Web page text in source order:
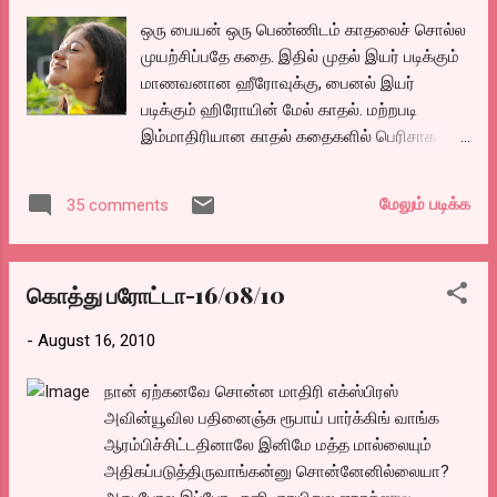
செய்து கொள்ளாமல் ஸ்த்ரிலோலனாய் அ...
ஒரு பையன் ஒரு பெண்ணிடம் காதலைச் சொல்ல
முயற்சிப்பதே கதை. இதில் முதல் இயர் படிக்கும்
மாணவனான ஹீரோவுக்கு, பைனல் இயர்
படிக்கும் ஹிரோயின் மேல் காதல். மற்றபடி
இம்மாதிரியான காதல் கதைகளில் பெரிசாக
முடியும்னு சொல்லியிருக்காங்க.. பாலாஜி ஒரு
தச்சரின் மகன். பார்த்த மாத்திரத்திலேயே
கொஞ்சமாய் ப்ரெண்ட் ஆகிறார் பாலாஜி. அதுவும்
சீனியர் மாணவர்களுக்கு ஹெல்ப் செய்வதை
எப்படி பாலாஜி தன் காதலை சஞ்சனாவிடம்
சொல்கிறார் அதை சஞ்சனா ஏற்றுக்
கொண்டாரா..? என்பதுதான் கதை. படம் முழுக்க
முடிந்த வரை நகைச்சுவையோடு
35 comments மேலும் படிக்க
கொத்து பரோட்டா-16/08/10
- August 16, 2010
நான் ஏற்கனவே சொன்ன மாதிரி எக்ஸ்பிரஸ்
அவின்யூவில பதினைஞ்சு ரூபாய் பார்க்கிங் வாங்க
ஆரம்பிச்சிட்டதினாலே இனிமே மத்த மால்லையும்
அதிகப்படுத்திருவாங்கன்னு சொன்னேனில்லையா?